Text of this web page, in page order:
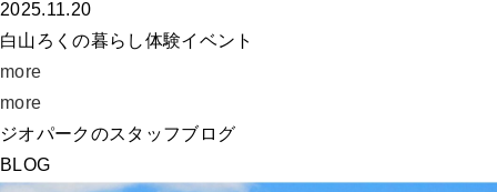
2025.11.20
白山ろくの暮らし体験イベント
more
more
ジオパークのスタッフブログ
BLOG